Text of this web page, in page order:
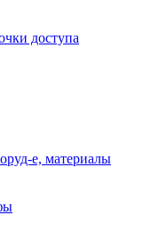
доступа
е, материалы